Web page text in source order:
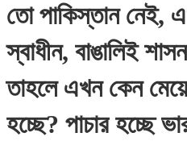
তো পাকিস্তান নেই,
স্বাধীন, বাঙালিই
তাহলে এখন কেন
হচ্ছে? পাচার হচ্ছে